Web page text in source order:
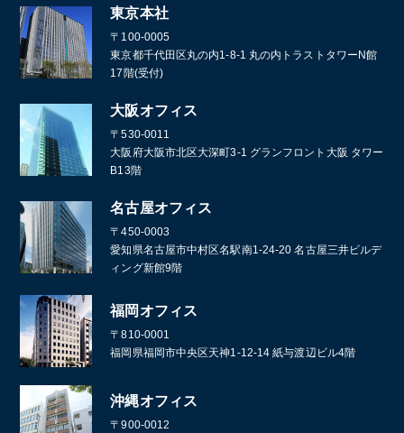
東京本社
〒100-0005
東京都千代田区丸の内1-8-1 丸の内トラストタワーN館
17階(受付)
大阪オフィス
〒530-0011
大阪府大阪市北区大深町3-1 グランフロント大阪 タワー
B13階
名古屋オフィス
〒450-0003
愛知県名古屋市中村区名駅南1-24-20 名古屋三井ビルデ
ィング新館9階
福岡オフィス
〒810-0001
福岡県福岡市中央区天神1-12-14 紙与渡辺ビル4階
沖縄オフィス
〒900-0012